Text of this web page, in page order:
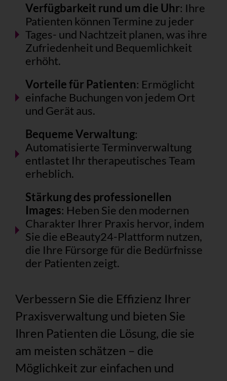
Verfügbarkeit rund um die Uhr: Ihre
Patienten können Termine zu jeder
Tages- und Nachtzeit planen, was ihre
Zufriedenheit und Bequemlichkeit
erhöht.
Vorteile für Patienten: Ermöglicht
einfache Buchungen von jedem Ort
und Gerät aus.
Bequeme Verwaltung:
Automatisierte Terminverwaltung
entlastet Ihr therapeutisches Team
erheblich.
Stärkung des professionellen
Images: Heben Sie den modernen
Charakter Ihrer Praxis hervor, indem
Sie die eBeauty24-Plattform nutzen,
die Ihre Fürsorge für die Bedürfnisse
der Patienten zeigt.
Verbessern Sie die Effizienz Ihrer
Praxisverwaltung und bieten Sie
Ihren Patienten die Lösung, die sie
am meisten schätzen – die
Möglichkeit zur einfachen und